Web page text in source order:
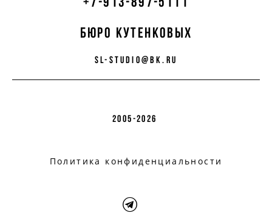
бюро кутенковых
sl-studio@bk.ru
2005-2026
Политика конфиденциальности